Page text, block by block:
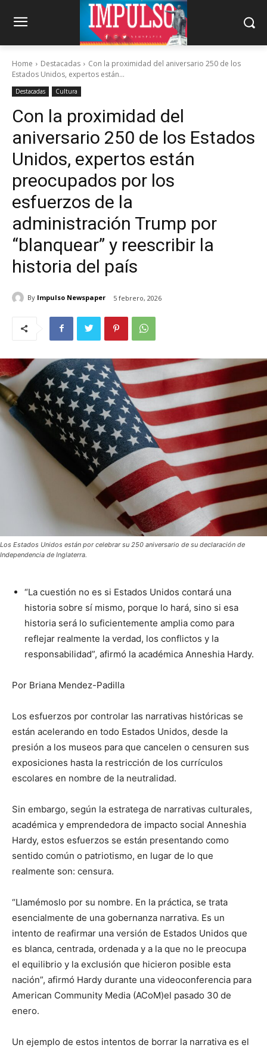
Home Destacadas
Con la proximidad del aniversario 250 de los
Estados Unidos, expertos están...
Destacadas Cultura
Con la proximidad del
aniversario 250 de los Estados
Unidos, expertos están
preocupados por los
esfuerzos de la
administración Trump por
“blanquear” y reescribir la
historia del país
By Impulso Newspaper 5 febrero, 2026
Los Estados Unidos están por celebrar su 250 aniversario de su declaración de
Independencia de Inglaterra.
“La cuestión no es si Estados Unidos contará una
historia sobre sí mismo, porque lo hará, sino si esa
historia será lo suficientemente amplia como para
reflejar realmente la verdad, los conflictos y la
responsabilidad”, afirmó la académica Anneshia Hardy.
Por Briana Mendez-Padilla
Los esfuerzos por controlar las narrativas históricas se
están acelerando en todo Estados Unidos, desde la
presión a los museos para que cancelen o censuren sus
exposiciones hasta la restricción de los currículos
escolares en nombre de la neutralidad.
Sin embargo, según la estratega de narrativas culturales,
académica y emprendedora de impacto social Anneshia
Hardy, estos esfuerzos se están presentando como
sentido común o patriotismo, en lugar de lo que
realmente son: censura.
“Llamémoslo por su nombre. En la práctica, se trata
esencialmente de una gobernanza narrativa. Es un
intento de reafirmar una versión de Estados Unidos que
es blanca, centrada, ordenada y a la que no le preocupa
el equilibrio y la exclusión que hicieron posible esta
nación”, afirmó Hardy durante una videoconferencia para
American Community Media (ACoM)el pasado 30 de
enero.
Un ejemplo de estos intentos de borrar la narrativa es el